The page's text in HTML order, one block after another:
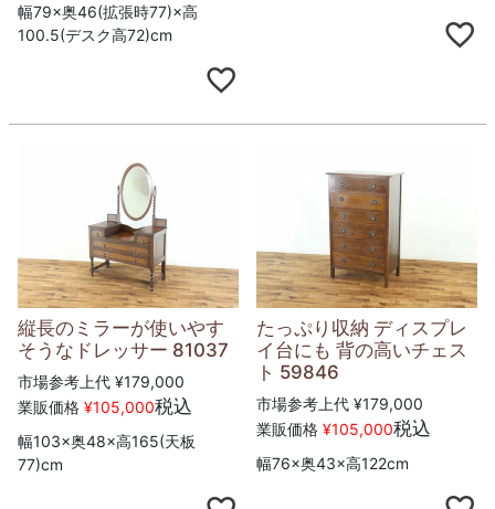
幅79×奥46(拡張時77)×高
100.5(デスク高72)cm
縦長のミラーが使いやす
そうなドレッサー 81037
市場参考上代 ¥179,000
業販価格 ¥105,000税込
幅103×奥48×高165(天板
77)cm
たっぷり収納 ディスプレ
イ台にも 背の高いチェス
ト 59846
市場参考上代 ¥179,000
業販価格 ¥105,000税込
幅76×奥43×高122cm